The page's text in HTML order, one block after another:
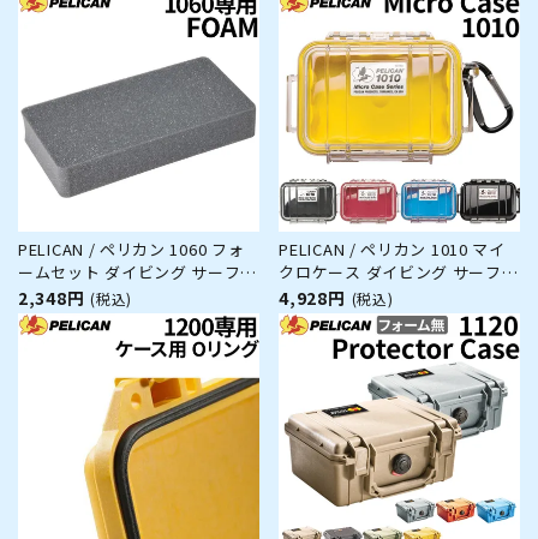
PELICAN / ペリカン 1060 フォ
ームセット ダイビング サーフィ
ン アウトドア キャンプ 釣り カ
メラ 精密機器 防水 防塵 耐衝撃
2,348円 (税込)
PELICAN / ペリカン 1010 マイ
クロケース ダイビング サーフィ
ン アウトドア キャンプ 釣り カ
メラ 精密機器 防水 防塵 耐衝撃
4,928円 (税込)